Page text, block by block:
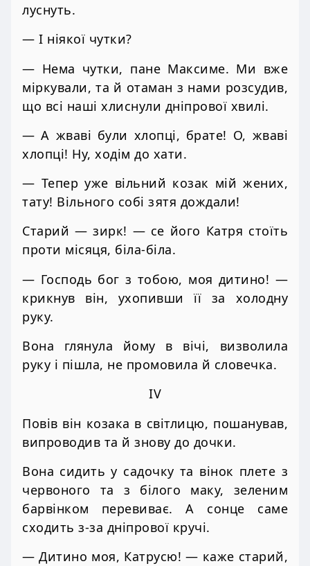
луснуть.
— І ніякої чутки?
— Нема чутки, пане Максиме. Ми вже
міркували, та й отаман з нами розсудив,
що всі наші хлиснули дніпрової хвилі.
— А жваві були хлопці, брате! О, жваві
хлопці! Ну, ходім до хати.
— Тепер уже вільний козак мій жених,
тату! Вільного собі зятя дождали!
Старий — зирк! — се його Катря стоїть
проти місяця, біла-біла.
— Господь бог з тобою, моя дитино! —
крикнув він, ухопивши її за холодну
руку.
Вона глянула йому в вічі, визволила
руку і пішла, не промовила й словечка.
IV
Повів він козака в світлицю, пошанував,
випроводив та й знову до дочки.
Вона сидить у садочку та вінок плете з
червоного та з білого маку, зеленим
барвінком перевиває. А сонце саме
сходить з-за дніпрової кручі.
— Дитино моя, Катрусю! — каже старий,